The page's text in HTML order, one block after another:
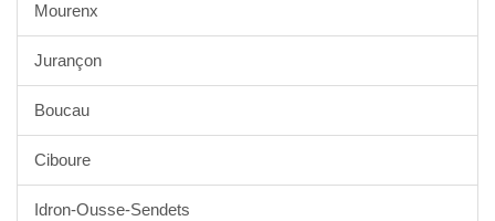
Mourenx
Jurançon
Boucau
Ciboure
Idron-Ousse-Sendets